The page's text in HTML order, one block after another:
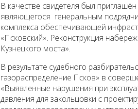
В качестве свидетеля был
являющегося генеральным
комплекса обеспечивающей
«Псковский». Реконструкция
Кузнецкого моста».
В результате судебного
газораспределение Псков» в
«Выявленные нарушения при
давления для закольцовки с